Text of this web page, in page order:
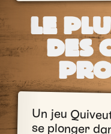
LE
DES
Un jeu
se plonger
une
public, le
l’attention